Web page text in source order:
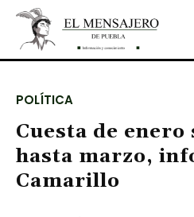
POLÍTICA
Cuesta de enero
hasta marzo,
Camarillo